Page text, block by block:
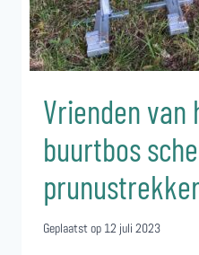
Vrienden van
buurtbos
Geplaatst op 12 juli 2023